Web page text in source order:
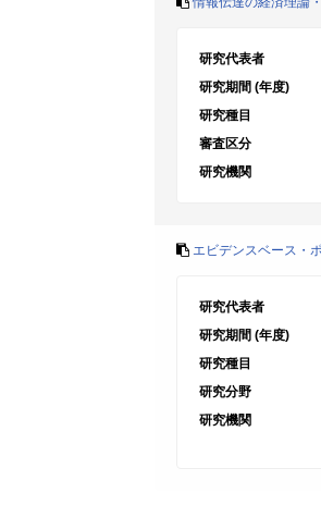
研究代表者
研究期間 (年度)
研究種目
審査区分
研究機関
エビデンスベース・
研究代表者
研究期間 (年度)
研究種目
研究分野
研究機関